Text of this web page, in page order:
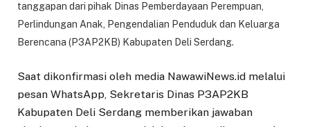
tanggapan dari pihak Dinas Pemberdayaan Perempuan,
Perlindungan Anak, Pengendalian Penduduk dan Keluarga
Berencana (P3AP2KB) Kabupaten Deli Serdang.
Saat dikonfirmasi oleh media NawawiNews.id melalui
pesan WhatsApp, Sekretaris Dinas P3AP2KB
Kabupaten Deli Serdang memberikan jawaban